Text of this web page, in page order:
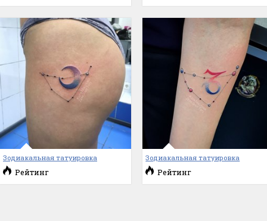
Зодиакальная татуировка
Рейтинг
Зодиакальная татуировка
Рейтинг